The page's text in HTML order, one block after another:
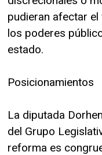
pudieran afectar
los poderes
estado.
Posicionamientos
La diputada
del Grupo
reforma es